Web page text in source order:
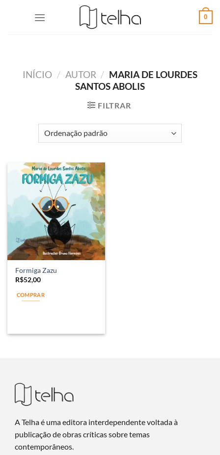
0
INÍCIO / AUTOR / MARIA DE LOURDES
SANTOS ABOLIS
FILTRAR
Formiga Zazu
R$52,00
COMPRAR
A Telha é uma editora interdependente voltada à
publicação de obras críticas sobre temas
contemporâneos.